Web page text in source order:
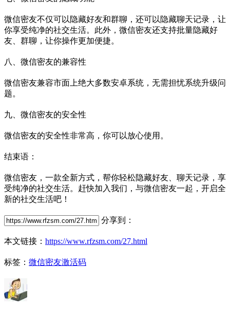
微信密友不仅可以隐藏好友和群聊，还可以隐藏聊天记录，让
你享受纯净的社交生活。此外，微信密友还支持批量隐藏好
友、群聊，让你操作更加便捷。
八、微信密友的兼容性
微信密友兼容市面上绝大多数安卓系统，无需担忧系统升级问
题。
九、微信密友的安全性
微信密友的安全性非常高，你可以放心使用。
结束语：
微信密友，一款全新方式，帮你轻松隐藏好友、聊天记录，享
受纯净的社交生活。赶快加入我们，与微信密友一起，开启全
新的社交生活吧！
分享到：
本文链接： https://www.rfzsm.com/27.html
标签： 微信密友激活码